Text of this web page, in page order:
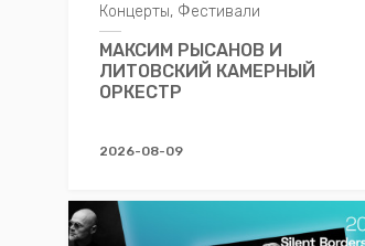
Концерты, Фестивали
МАКСИМ РЫСАНОВ И
ЛИТОВСКИЙ КАМЕРНЫЙ
ОРКЕСТР
2026-08-09